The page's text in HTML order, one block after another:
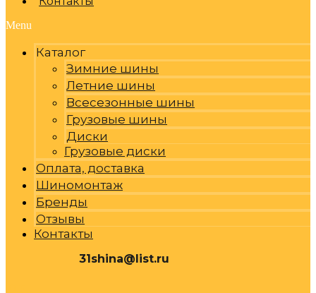
Menu
Каталог
Зимние шины
Летние шины
Всесезонные шины
Грузовые шины
Диски
Грузовые диски
Оплата, доставка
Шиномонтаж
Бренды
Отзывы
Контакты
31shina@list.ru